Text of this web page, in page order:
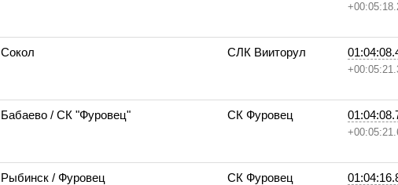
Сокол СЛК Вииторул
Бабаево / СК "Фуровец" СК Фуровец
Рыбинск / Фуровец СК Фуровец